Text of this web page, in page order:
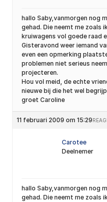
hallo Saby,vanmorgen nog
gehad. Die neemt me zoals
kruiwagens vol goede raad
Gisteravond weer iemand
even een opmerking
problemen niet serieus
projecteren.
Hou vol meid, de echte
nieuwe bij die het wel
groet Caroline
11 februari 2009 om 15:29
Carotee
Deelnemer
hallo Saby,vanmorgen nog
gehad. Die neemt me zoals